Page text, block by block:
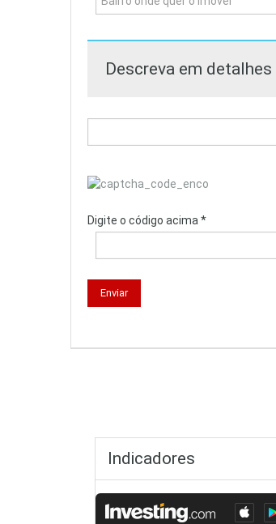
Descreva em
Digite o código acima *
Indicadores